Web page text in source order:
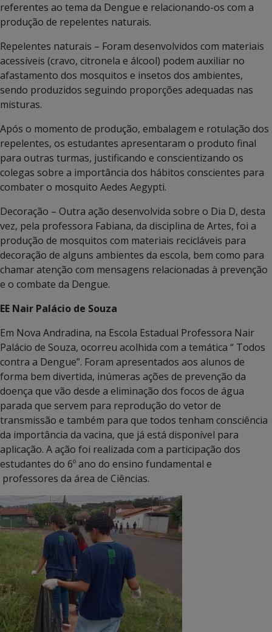
referentes ao tema da Dengue e relacionando-os com a
produção de repelentes naturais.
Repelentes naturais – Foram desenvolvidos com materiais
acessíveis (cravo, citronela e álcool) podem auxiliar no
afastamento dos mosquitos e insetos dos ambientes,
sendo produzidos seguindo proporções adequadas nas
misturas.
Após o momento de produção, embalagem e rotulação dos
repelentes, os estudantes apresentaram o produto final
para outras turmas, justificando e conscientizando os
colegas sobre a importância dos hábitos conscientes para
combater o mosquito Aedes Aegypti.
Decoração – Outra ação desenvolvida sobre o Dia D, desta
vez, pela professora Fabiana, da disciplina de Artes, foi a
produção de mosquitos com materiais recicláveis para
decoração de alguns ambientes da escola, bem como para
chamar atenção com mensagens relacionadas à prevenção
e o combate da Dengue.
EE Nair Palácio de Souza
Em Nova Andradina, na Escola Estadual Professora Nair
Palácio de Souza, ocorreu acolhida com a temática “ Todos
contra a Dengue”. Foram apresentados aos alunos de
forma bem divertida, inúmeras ações de prevenção da
doença que vão desde a eliminação dos focos de água
parada que servem para reprodução do vetor de
transmissão e também para que todos tenham consciência
da importância da vacina, que já está disponível para
aplicação. A ação foi realizada com a participação dos
estudantes do 6º ano do ensino fundamental e
professores da área de Ciências.